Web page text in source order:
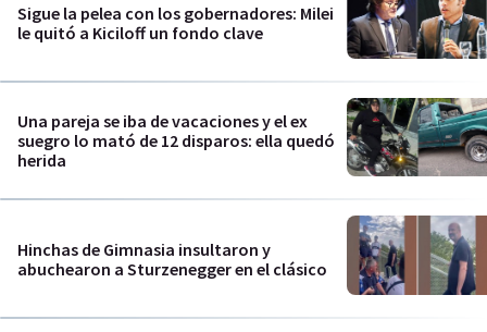
Sigue la pelea con los gobernadores: Milei
le quitó a Kiciloff un fondo clave
Una pareja se iba de vacaciones y el ex
suegro lo mató de 12 disparos: ella quedó
herida
Hinchas de Gimnasia insultaron y
abuchearon a Sturzenegger en el clásico